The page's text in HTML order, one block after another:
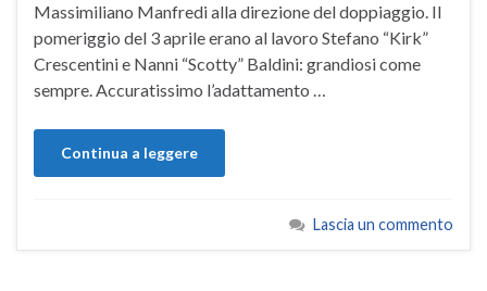
Massimiliano Manfredi alla direzione del doppiaggio. Il
pomeriggio del 3 aprile erano al lavoro Stefano “Kirk”
Crescentini e Nanni “Scotty” Baldini: grandiosi come
sempre. Accuratissimo l’adattamento …
Continua a leggere
Lascia un commento